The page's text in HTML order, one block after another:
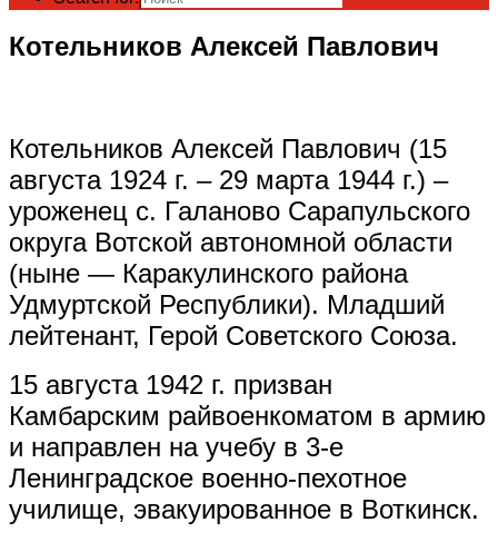
Котельников Алексей Павлович
Котельников Алексей Павлович (15
августа 1924 г. – 29 марта 1944 г.) –
уроженец с. Галаново Сарапульского
округа Вотской автономной области
(ныне — Каракулинского района
Удмуртской Республики). Младший
лейтенант, Герой Советского Союза.
15 августа 1942 г. призван
Камбарским райвоенкоматом в армию
и направлен на учебу в 3-е
Ленинградское военно-пехотное
училище, эвакуированное в Воткинск.